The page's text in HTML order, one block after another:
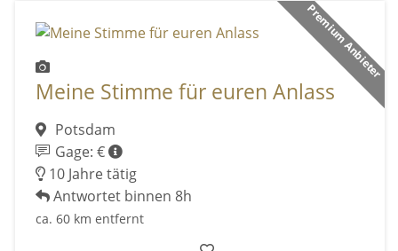
Premium Anbieter
Meine Stimme für euren Anlass
Potsdam
Gage: €
10 Jahre tätig
Antwortet binnen 8h
ca. 60 km entfernt